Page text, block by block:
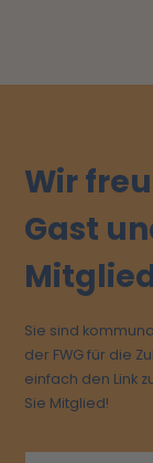
Wir
Gast
Sie sind
der FWG für die
einfach den Link
Sie Mitglied!